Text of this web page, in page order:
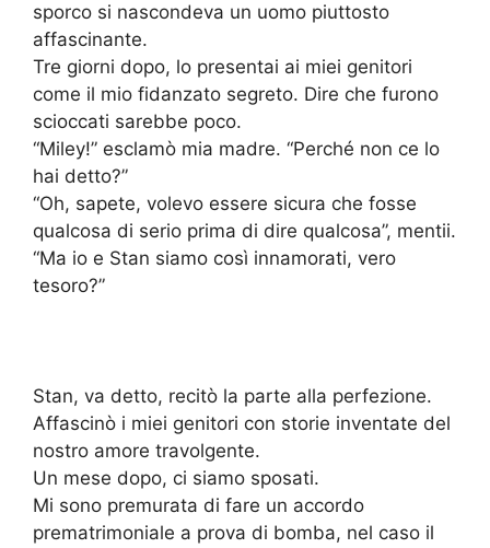
sporco si nascondeva un uomo piuttosto
affascinante.
Tre giorni dopo, lo presentai ai miei genitori
come il mio fidanzato segreto. Dire che furono
scioccati sarebbe poco.
“Miley!” esclamò mia madre. “Perché non ce lo
hai detto?”
“Oh, sapete, volevo essere sicura che fosse
qualcosa di serio prima di dire qualcosa”, mentii.
“Ma io e Stan siamo così innamorati, vero
tesoro?”
Stan, va detto, recitò la parte alla perfezione.
Affascinò i miei genitori con storie inventate del
nostro amore travolgente.
Un mese dopo, ci siamo sposati.
Mi sono premurata di fare un accordo
prematrimoniale a prova di bomba, nel caso il